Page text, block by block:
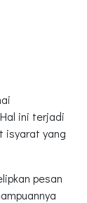
ini terjadi
isyarat yang
pesan